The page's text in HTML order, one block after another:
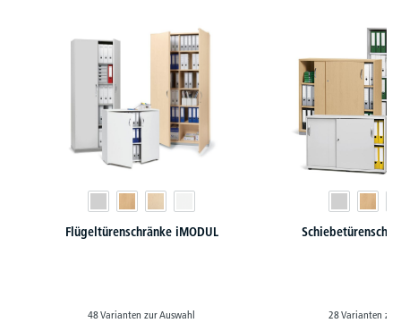
Flügeltürenschränke iMODUL
48 Varianten zur Auswahl 28 Varianten zur